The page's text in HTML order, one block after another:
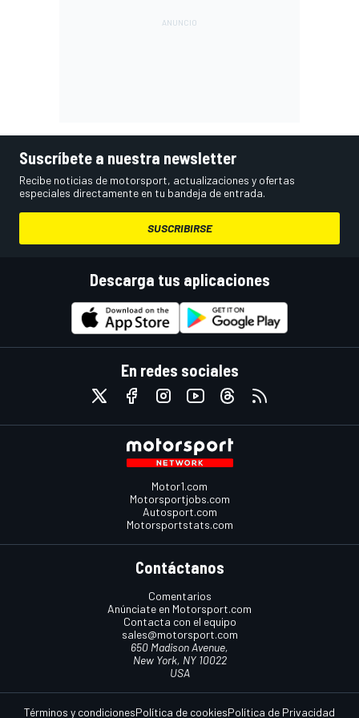
Suscríbete a nuestra newsletter
Recibe noticias de motorsport, actualizaciones y ofertas
especiales directamente en tu bandeja de entrada.
SUSCRIBIRSE
Descarga tus aplicaciones
En redes sociales
Motor1.com
Motorsportjobs.com
Autosport.com
Motorsportstats.com
Contáctanos
Comentarios
Anúnciate en Motorsport.com
Contacta con el equipo
sales@motorsport.com
650 Madison Avenue,
New York, NY 10022
USA
Términos y condicionesPolítica de cookiesPolítica de Privacidad